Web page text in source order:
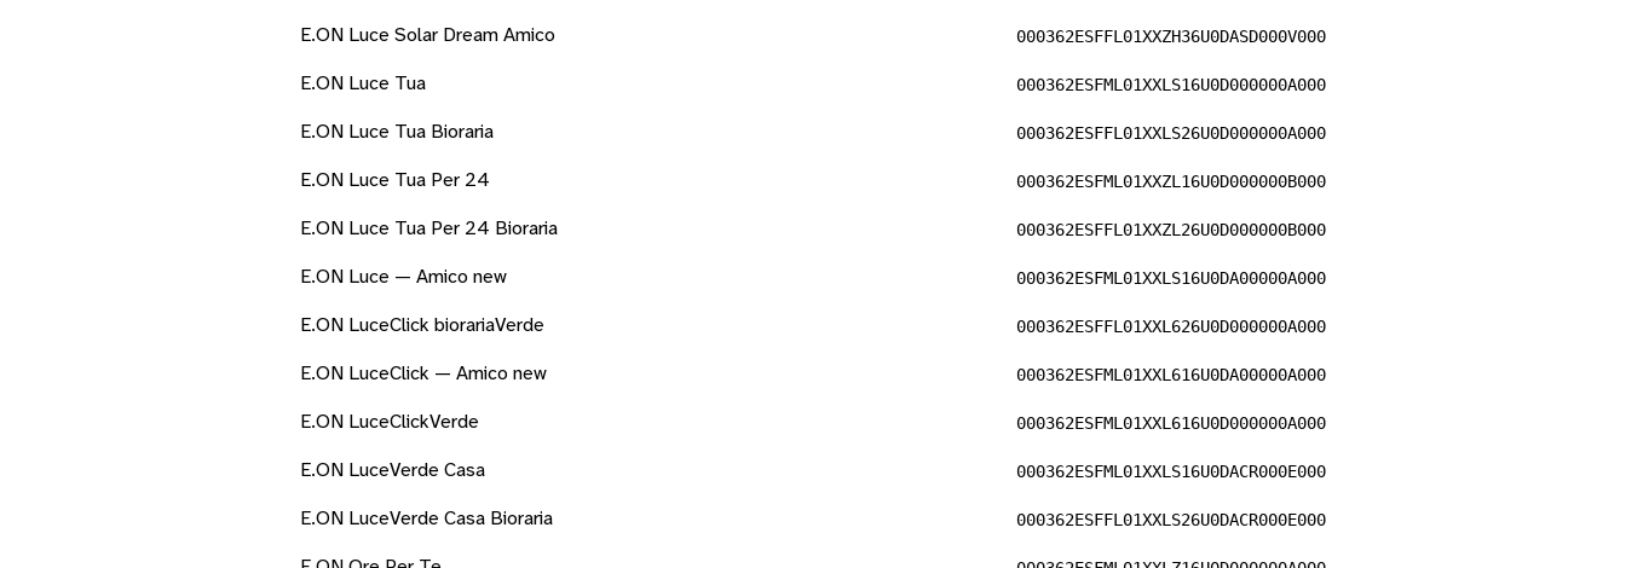
E.ON Luce Solar Dream Amico 000362ESFFL01XXZH36U0DASD000V000
E.ON Luce Tua 000362ESFML01XXLS16U0D000000A000
E.ON Luce Tua Bioraria 000362ESFFL01XXLS26U0D000000A000
E.ON Luce Tua Per 24 000362ESFML01XXZL16U0D000000B000
E.ON Luce Tua Per 24 Bioraria 000362ESFFL01XXZL26U0D000000B000
E.ON Luce — Amico new 000362ESFML01XXLS16U0DA00000A000
E.ON LuceClick biorariaVerde 000362ESFFL01XXL626U0D000000A000
E.ON LuceClick — Amico new 000362ESFML01XXL616U0DA00000A000
E.ON LuceClickVerde 000362ESFML01XXL616U0D000000A000
E.ON LuceVerde Casa 000362ESFML01XXLS16U0DACR000E000
E.ON LuceVerde Casa Bioraria 000362ESFFL01XXLS26U0DACR000E000